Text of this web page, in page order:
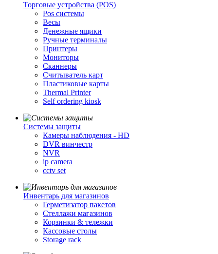
Торговые устройства (POS)
Pos системы
Весы
Денежные ящики
Ручные терминалы
Принтеры
Мониторы
Сканнеры
Считыватель карт
Пластиковые карты
Thermal Printer
Self ordering kiosk
Cистемы защиты
Камеры наблюдения - HD
DVR винчестр
NVR
ip camera
cctv set
Инвентарь для магазинов
Герметизатор пакетов
Стеллажи магазинов
Корзинки & тележки
Кассовые столы
Storage rack